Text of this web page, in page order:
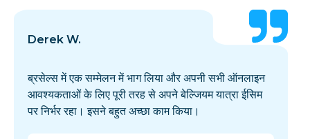
Derek W.
ब्रसेल्स में एक सम्मेलन में भाग लिया और अपनी सभी ऑनलाइन
आवश्यकताओं के लिए पूरी तरह से अपने बेल्जियम यात्रा ईसिम
पर निर्भर रहा। इसने बहुत अच्छा काम किया।